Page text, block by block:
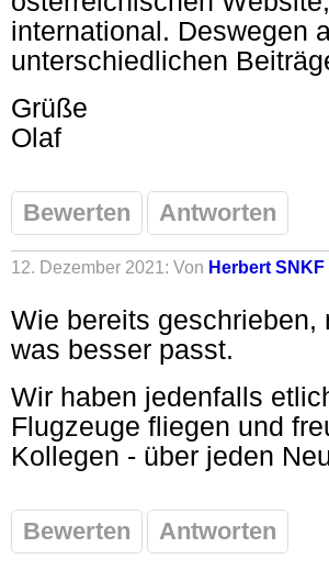
international. Deswegen
unterschiedlichen
Grüße
Olaf
Bewerten Antworten
12. Dezember 2021: Von Herbert
Wie bereits
was besser passt.
Wir haben jedenfalls
Flugzeuge fliegen und
Kollegen - über jeden
Bewerten Antworten